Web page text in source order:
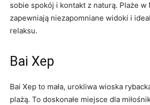
⁣sobie spokój i kontakt⁢ z naturą. ⁤Plaże w⁤
zapewniają niezapomniane widoki‌ i
relaksu.
Bai Xep
Bai Xep to mała, urokliwa wioska
plażą. To doskonałe miejsce dla